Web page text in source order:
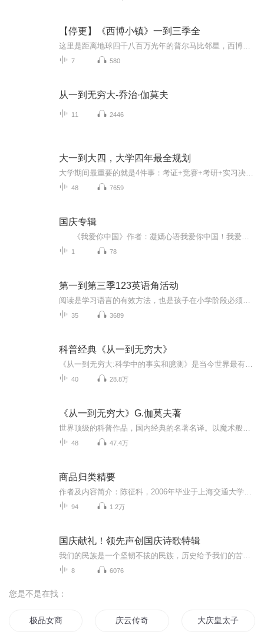
【停更】《西博小镇》一到三季全
7 580
从一到无穷大-乔治·伽莫夫
11 2446
大一到大四，大学四年最全规划
48 7659
国庆专辑
1 78
第一到第三季123英语角活动
35 3689
科普经典《从一到无穷大》
40 28.8万
《从一到无穷大》G.伽莫夫著
48 47.4万
商品归类精要
94 1.2万
国庆献礼！领先声创国庆诗歌特辑
8 6076
您是不是在找：
极品女商 庆云传奇 大庆皇太子